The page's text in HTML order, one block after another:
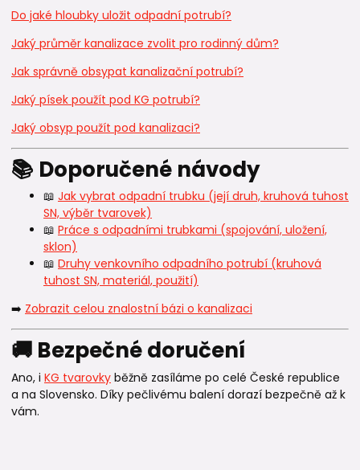
Do jaké hloubky uložit odpadní potrubí?
Jaký průměr kanalizace zvolit pro rodinný dům?
Jak správně obsypat kanalizační potrubí?
Jaký písek použít pod KG potrubí?
Jaký obsyp použít pod kanalizaci?
📚 Doporučené návody
📖 Jak vybrat odpadní trubku (její druh, kruhová tuhost
SN, výběr tvarovek)
📖 Práce s odpadními trubkami (spojování, uložení,
sklon)
📖 Druhy venkovního odpadního potrubí (kruhová
tuhost SN, materiál, použití)
➡️ Zobrazit celou znalostní bázi o kanalizaci
🚚 Bezpečné doručení
Ano, i KG tvarovky běžně zasíláme po celé České republice
a na Slovensko. Díky pečlivému balení dorazí bezpečně až k
vám.